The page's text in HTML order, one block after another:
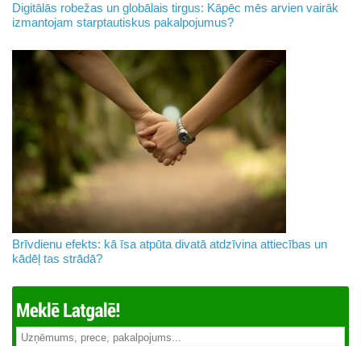
Digitālās robežas un globālais tirgus: Kāpēc mēs arvien vairāk
izmantojam starptautiskus pakalpojumus?
Brīvdienu efekts: kā īsa atpūta divatā atdzīvina attiecības un
kādēļ tas strādā?